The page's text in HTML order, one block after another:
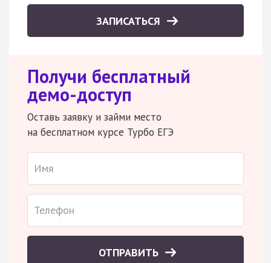
ЗАПИСАТЬСЯ
Получи бесплатный
демо-доступ
Оставь заявку и займи место
на бесплатном курсе Турбо ЕГЭ
ОТПРАВИТЬ